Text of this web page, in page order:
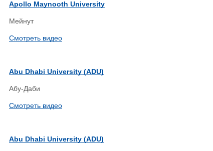
Apollo Maynooth University
Мейнут
Смотреть видео
Abu Dhabi University (ADU)
Абу-Даби
Смотреть видео
Abu Dhabi University (ADU)